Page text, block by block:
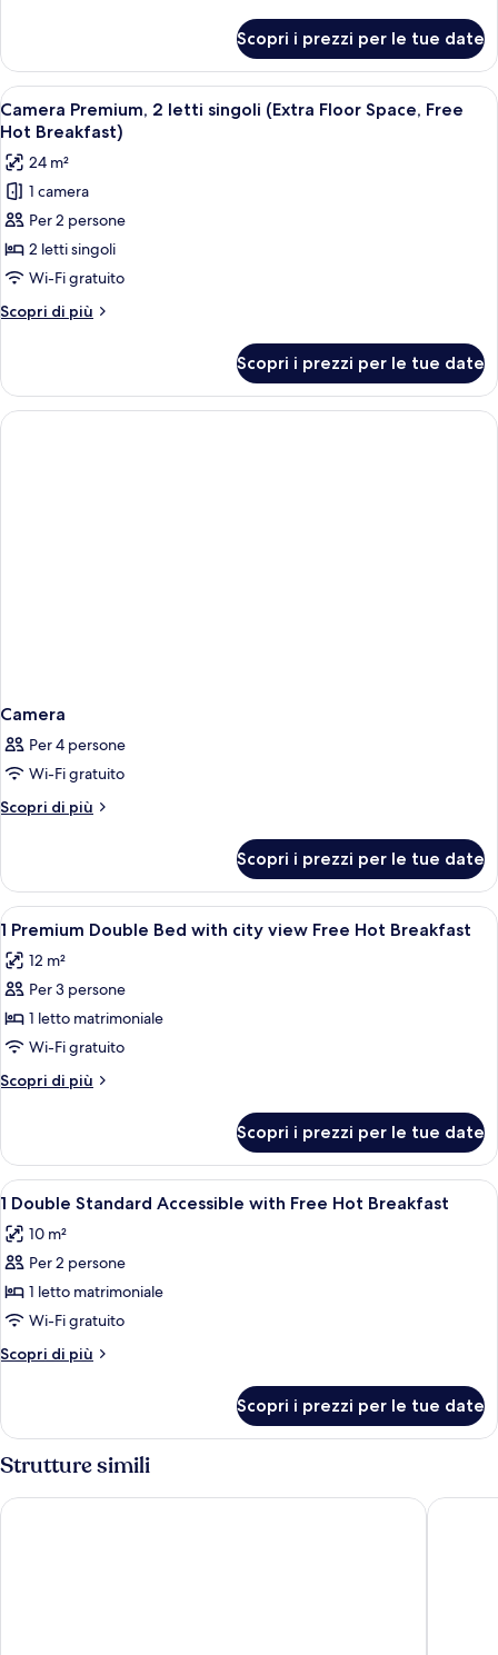
vista
città
(Free
Hot
Breakfast)
Premium,
letto
matrimoniale
divano
letto,
vista
città
(Free
Breakfast)
Scopri i prezzi per le tue date
Apri
tutte
le
foto
per
Camera
Premium,
2
letti
singoli
Floor
Space,
Free
Una camera d'albergo con due letti,
7
Camera Premium, 2 letti singoli (Extra Floor Space, Free
Hot Breakfast)
24 m²
1 camera
Per 2 persone
2 letti singoli
Wi-Fi gratuito
Scopri di più
Altri
Premium,
letti
Scopri i prezzi per le tue date
Camera
Per 4 persone
Wi-Fi gratuito
Scopri di più
Altri
Scopri i prezzi per le tue date
Apri
tutte
le
foto
per
1
Premium
Double
with
city
view
Free
Hot
Breakfast
Biancheria da letto ipoallergenica,
8
1 Premium Double Bed with city view Free Hot Breakfast
12 m²
Per 3 persone
1 letto matrimoniale
Wi-Fi gratuito
Scopri di più
Altri
Premium
Double
Bed
city
view
Hot
Breakfast
Scopri i prezzi per le tue date
Apri
tutte
le
foto
per
1
Double
Standard
with
Free
Hot
Breakfast
Biancheria da letto ipoallergenica,
8
1 Double Standard Accessible with Free Hot Breakfast
10 m²
Per 2 persone
1 letto matrimoniale
Wi-Fi gratuito
Scopri di più
Altri
Double
Standard
Accessible
with
Free
Scopri i prezzi per le tue date
Strutture simili
Manchester Portland By Sunday a&o